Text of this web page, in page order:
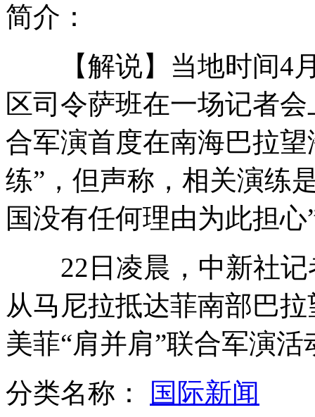
英媒曝英特工曾与卡扎菲间谍合作
实拍俄军演官兵演唱中文歌曲
澳洲将奖励雇佣50岁以上人士雇主
中俄军演:中国"沈阳"导弹驱逐舰
深圳火车站停售站台票引发“心酸”
山西运城恶犬咬伤多人 警民合力深夜将其击毙
简介：
【解说】当地时间4月
区司令萨班在一场记者
合军演首度在南海巴拉
练”，但声称，相关演练
国没有任何理由为此担心
22日凌晨，中新社记
从马尼拉抵达菲南部巴
美菲“肩并肩”联合军演活
分类名称：
国际新闻